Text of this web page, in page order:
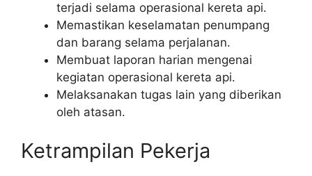
terjadi selama operasional kereta api.
Memastikan keselamatan penumpang
dan barang selama perjalanan.
Membuat laporan harian mengenai
kegiatan operasional kereta api.
Melaksanakan tugas lain yang diberikan
oleh atasan.
Ketrampilan Pekerja